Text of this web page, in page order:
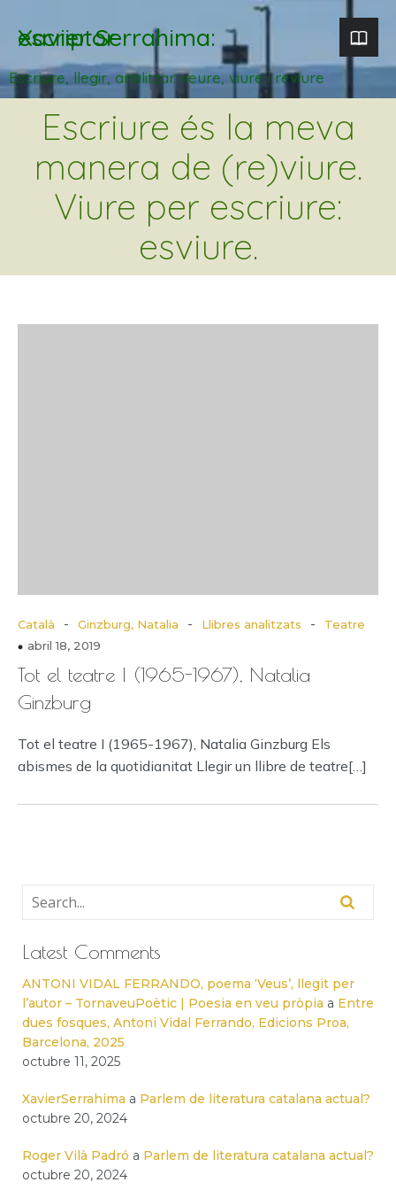
Xavier Serrahima: escriptor
Escriure, llegir, analitzar. veure, viure i reviure
Escriure és la meva
manera de (re)viure.
Viure per escriure:
esviure.
Català - Ginzburg, Natalia - Llibres analitzats -
Teatre
abril 18, 2019
Tot el teatre I (1965-1967), Natalia
Ginzburg
Tot el teatre I (1965-1967), Natalia Ginzburg Els
abismes de la quotidianitat Llegir un llibre de teatre[…]
Latest Comments
ANTONI VIDAL FERRANDO, poema ‘Veus’, llegit per
l’autor – TornaveuPoètic | Poesia en veu pròpia a Entre
dues fosques, Antoni Vidal Ferrando, Edicions Proa,
Barcelona, 2025
octubre 11, 2025
XavierSerrahima a Parlem de literatura catalana actual?
octubre 20, 2024
Roger Vilà Padró a Parlem de literatura catalana actual?
octubre 20, 2024